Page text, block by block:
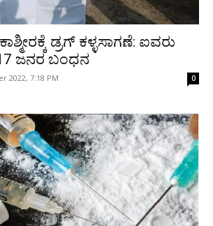
ಡ್ರಗ್ ಕಳ್ಳಸಾಗಣೆ: ಐವರು
ಜನರ ಬಂಧನ
2022, 7:18 PM 0